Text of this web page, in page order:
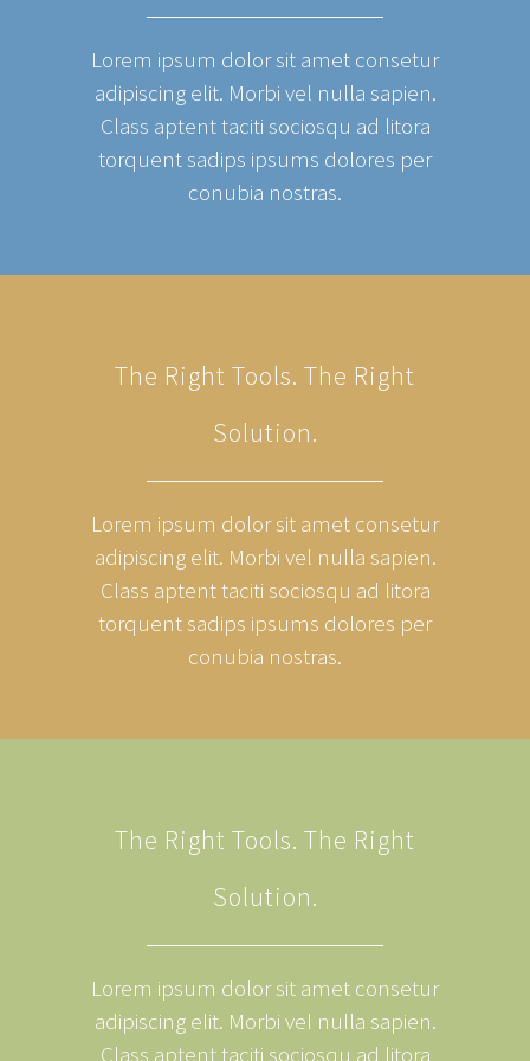
Lorem ipsum dolor sit amet consetur
adipiscing elit. Morbi vel nulla sapien.
Class aptent taciti sociosqu ad litora
torquent sadips ipsums dolores per
conubia nostras.
The Right Tools. The Right
Solution.
Lorem ipsum dolor sit amet consetur
adipiscing elit. Morbi vel nulla sapien.
Class aptent taciti sociosqu ad litora
torquent sadips ipsums dolores per
conubia nostras.
The Right Tools. The Right
Solution.
Lorem ipsum dolor sit amet consetur
adipiscing elit. Morbi vel nulla sapien.
Class aptent taciti sociosqu ad litora